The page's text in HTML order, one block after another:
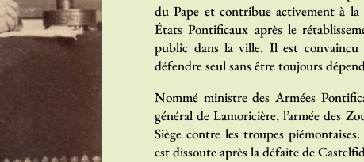
du Pape et contribue activement à
États Pontificaux après le
public dans la ville. Il est
défendre seul sans être toujours
Nommé ministre des Armées
général de Lamoricière, l’armée des
Siège contre les troupes
est dissoute après la défaite de